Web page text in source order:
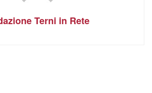
Terni in Rete